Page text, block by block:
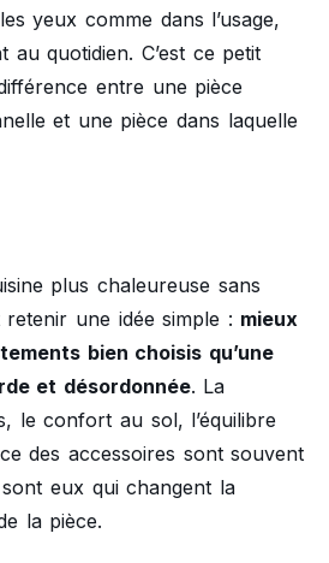
yeux comme dans l’usage,
au quotidien. C’est ce petit
entre une pièce
et une pièce dans laquelle
plus chaleureuse sans
une idée simple : mieux
bien choisis qu’une
et désordonnée. La
le confort au sol, l’équilibre
des accessoires sont souvent
eux qui changent la
la pièce.